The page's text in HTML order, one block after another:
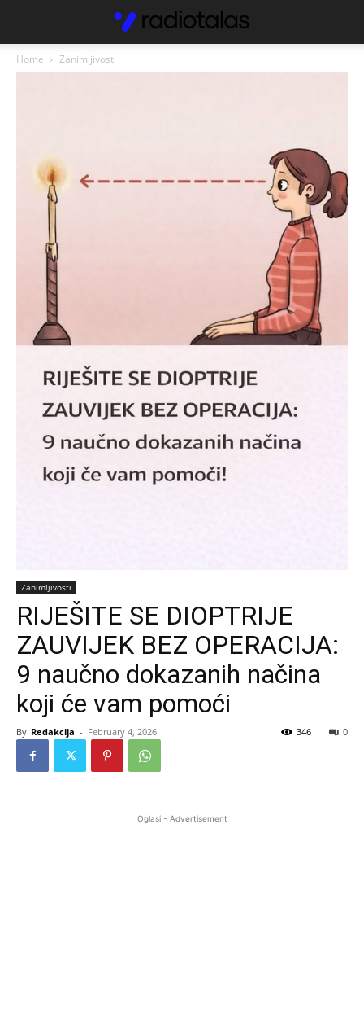
Home Zanimljivosti
Zanimljivosti
RIJEŠITE SE DIOPTRIJE
ZAUVIJEK BEZ OPERACIJA:
9 naučno dokazanih načina
koji će vam pomoći
By Redakcija - February 4, 2026 0
346
Oglasi - Advertisement